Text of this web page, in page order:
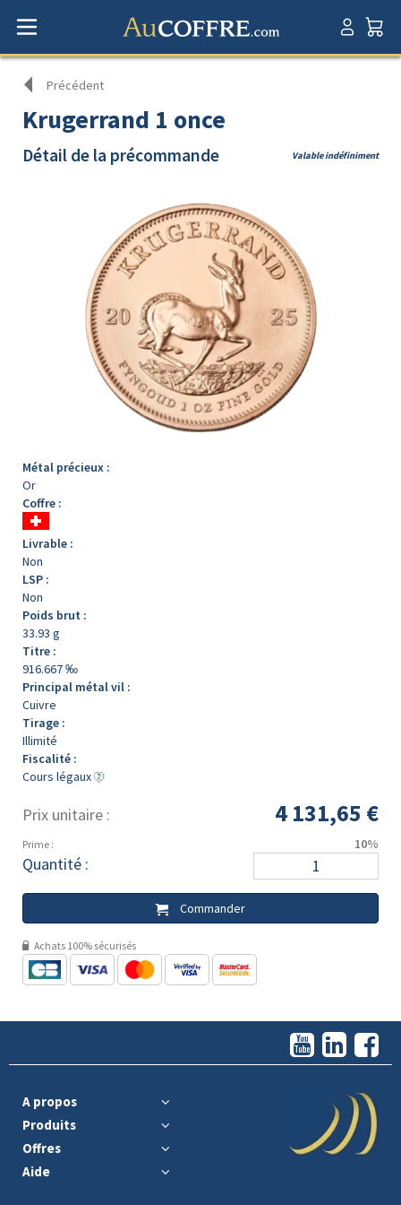
Précédent
Krugerrand 1 once
Détail de la précommande Valable indéfiniment
Métal précieux :
Or
Coffre :
Livrable :
Non
LSP :
Non
Poids brut :
33.93 g
Titre :
916.667 ‰
Principal métal vil :
Cuivre
Tirage :
Illimité
Fiscalité :
Cours légaux
Prix unitaire : 4 131,65 €
Prime : 10%
Quantité :
Commander
Achats 100% sécurisés
A propos
Produits
Offres
Aide